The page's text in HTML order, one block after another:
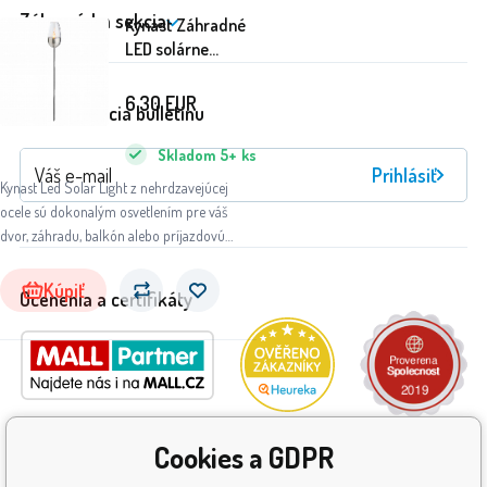
Kynast Záhradné
LED solárne
pochodeň 119 cm
Kynast Led Solar Light z nehrdzavejúcej
ocele sú dokonalým osvetlením pre váš
dvor, záhradu, balkón alebo príjazdovú
Skladom 5+ ks
6.30 EUR
Kúpiť
Zákaznícka sekcia
Registrácia bulletinu
Prihlásiť
Ocenenia a certifikáty
Cookies a GDPR